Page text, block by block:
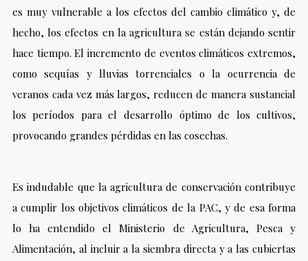
es muy vulnerable a los efectos del cambio climático y, de
hecho, los efectos en la agricultura se están dejando sentir
hace tiempo. El incremento de eventos climáticos extremos,
como sequías y lluvias torrenciales o la ocurrencia de
veranos cada vez más largos, reducen de manera sustancial
los períodos para el desarrollo óptimo de los cultivos,
provocando grandes pérdidas en las cosechas.
Es indudable que la agricultura de conservación contribuye
a cumplir los objetivos climáticos de la PAC, y de esa forma
lo ha entendido el Ministerio de Agricultura, Pesca y
Alimentación, al incluir a la siembra directa y a las cubiertas